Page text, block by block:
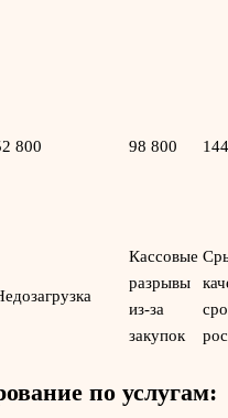
800 98 800
Кассовые
разрывы
из-за
закупок
по услугам: